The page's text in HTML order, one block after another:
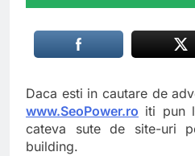
Daca esti in cautare de
www.SeoPower.ro iti pun
cateva sute de site-uri
building.